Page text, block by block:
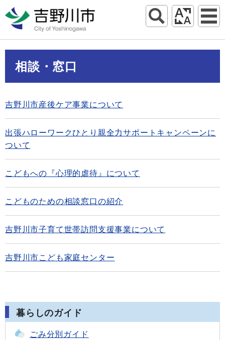
相談・窓口
吉野川市産後ケア事業について
出張ハローワークひとり親全力サポートキャンペーンに
ついて
こどもへの『心理的虐待』について
こどものための相談窓口の紹介
吉野川市子育て世帯訪問支援事業について
吉野川市こども家庭センター
暮らしのガイド
ごみ分別ガイド